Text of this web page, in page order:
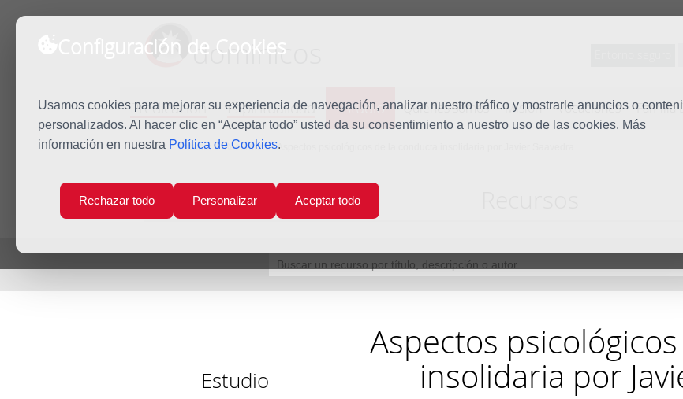
Configuración de Cookies
Usamos cookies para mejorar su experiencia de navegación, analizar nuestro tráfico y mostrarle anuncios o
personalizados. Al hacer clic en “Aceptar todo” usted da su consentimiento a nuestro uso de las cookies. Más
información en nuestra Política de Cookies.
Rechazar todo Personalizar Aceptar todo
dominicos
Predicación Espiritualidad Estudio Quiénes somos Misión Vocaciones Familia
Inicio Estudio Recursos Aspectos psicológicos de la conducta insolidaria por Javier Saavedra
Estudio
Aspectos
insolidaria por